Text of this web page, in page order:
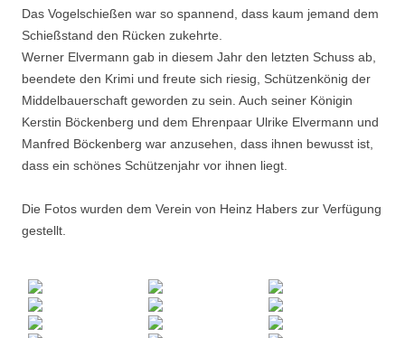
Das Vogelschießen war so spannend, dass kaum jemand dem
Schießstand den Rücken zukehrte.
Werner Elvermann gab in diesem Jahr den letzten Schuss ab,
beendete den Krimi und freute sich riesig, Schützenkönig der
Middelbauerschaft geworden zu sein. Auch seiner Königin
Kerstin Böckenberg und dem Ehrenpaar Ulrike Elvermann und
Manfred Böckenberg war anzusehen, dass ihnen bewusst ist,
dass ein schönes Schützenjahr vor ihnen liegt.
Die Fotos wurden dem Verein von Heinz Habers zur Verfügung
gestellt.